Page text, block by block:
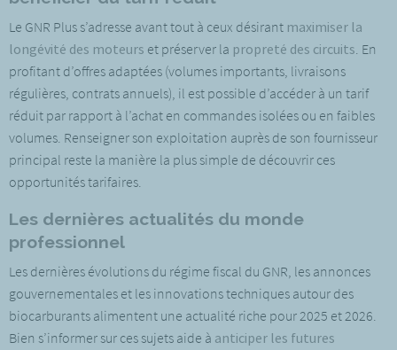
Le GNR Plus s’adresse avant tout à ceux désirant maximiser la
longévité des moteurs et préserver la propreté des circuits. En
profitant d’offres adaptées (volumes importants, livraisons
régulières, contrats annuels), il est possible d’accéder à un tarif
réduit par rapport à l’achat en commandes isolées ou en faibles
volumes. Renseigner son exploitation auprès de son fournisseur
principal reste la manière la plus simple de découvrir ces
opportunités tarifaires.
Les dernières actualités du monde
professionnel
Les dernières évolutions du régime fiscal du GNR, les annonces
gouvernementales et les innovations techniques autour des
biocarburants alimentent une actualité riche pour 2025 et 2026.
Bien s’informer sur ces sujets aide à anticiper les futures